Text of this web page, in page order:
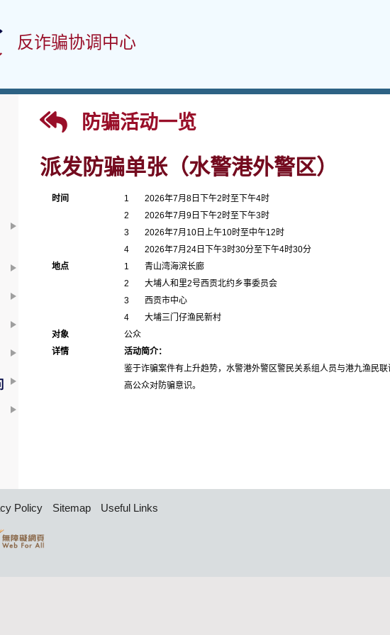
反诈骗协调中心
防骗活动一览
派发防骗单张（水警港外警区）
时间
1
2
3
4
2026年7月8日下午2时至下午4时
2026年7月9日下午2时至下午3时
2026年7月10日上午10时至中午12时
2026年7月24日下午3时30分至下午4时30分
地点
1
2
3
4
青山湾海滨长廊
大埔人和里2号西贡北约乡事委员会
西贡市中心
大埔三门仔渔民新村
对象
公众
详情
活动简介：
鉴于诈骗案件有上升趋势，水警港外警区警民关系组人员与港九渔民
高公众对防骗意识。
Policy Sitemap Useful Links